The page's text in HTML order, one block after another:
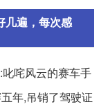
几遍，每次感
咤风云的赛车手
年,吊销了驾驶证